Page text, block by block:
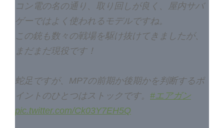
コン電の名の通り、取り回しが良く、屋内サバ
ゲーではよく使われるモデルですね。
この銃も数々の戦場を駆け抜けてきましたが、
まだまだ現役です！
蛇足ですが、MP7の前期か後期かを判断するポ
イントのひとつはストックです。 #エアガン
pic.twitter.com/Ck03Y7EH5Q